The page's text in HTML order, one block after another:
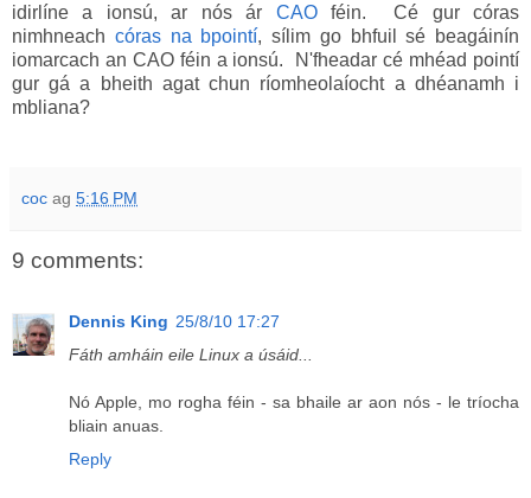
idirlíne a ionsú, ar nós ár CAOféin. Cé gur córas
nimhneach córas na bpointí, sílim go bhfuil sé beagáinín
iomarcach an CAO féin a ionsú. N'fheadar cé mhéad pointí
gur gá a bheith agat chun ríomheolaíocht a dhéanamh i
mbliana?
coc ag 5:16 PM
9 comments:
Dennis King 25/8/10 17:27
Fáth amháin eile Linux a úsáid...
Nó Apple, mo rogha féin - sa bhaile ar aon nós - le tríocha
bliain anuas.
Reply